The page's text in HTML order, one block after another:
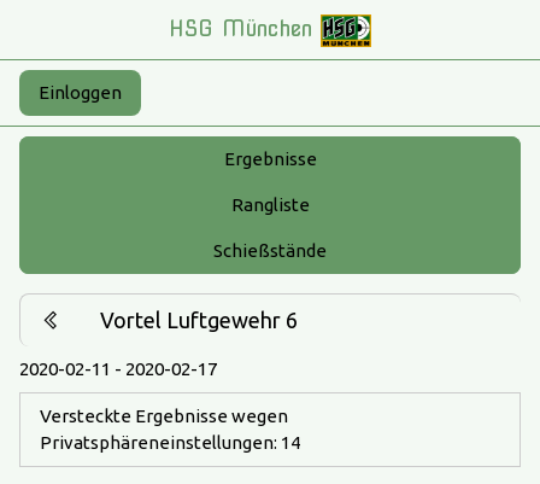
HSG München
Einloggen
Ergebnisse
Rangliste
Schießstände
Vortel Luftgewehr 6
2020-02-11 - 2020-02-17
Versteckte Ergebnisse wegen
Privatsphäreneinstellungen: 14